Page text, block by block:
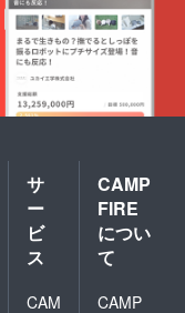
サ
ー
ビ
ス
CAM
CAMP
FIRE
につい
て
CAMP